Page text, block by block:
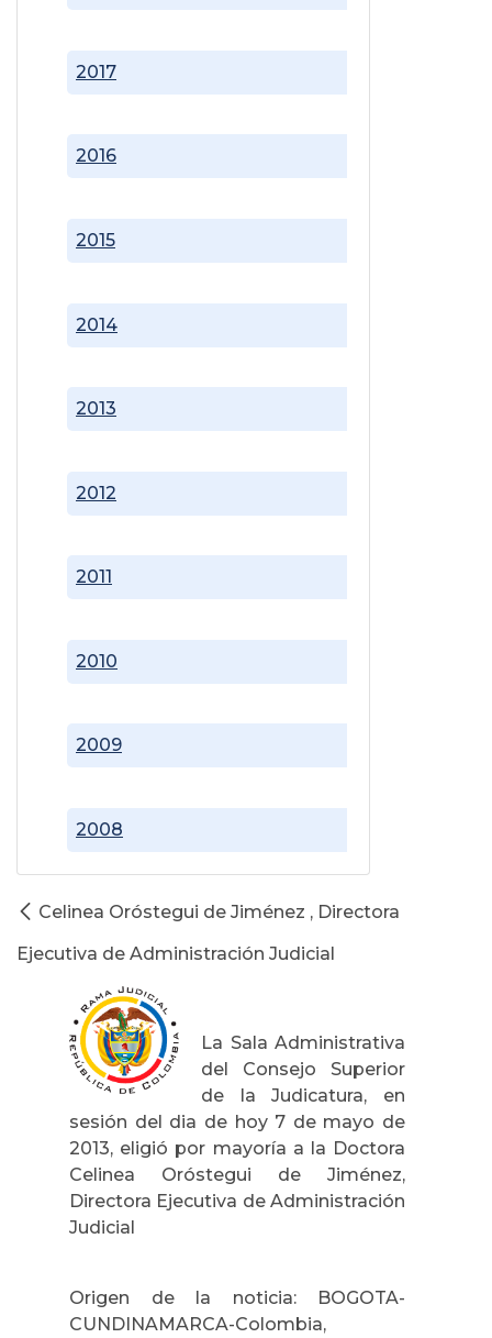
2008
2009
2010
2011
2012
2013
2014
2015
2016
2017
Celinea Oróstegui de Jiménez , Directora
Ejecutiva de Administración Judicial
La Sala Administrativa
del Consejo Superior
de la Judicatura, en
sesión del dia de hoy 7 de mayo de
2013, eligió por mayoría a la Doctora
Celinea Oróstegui de Jiménez,
Directora Ejecutiva de Administración
Judicial
Origen de la noticia: BOGOTA-
CUNDINAMARCA-Colombia,